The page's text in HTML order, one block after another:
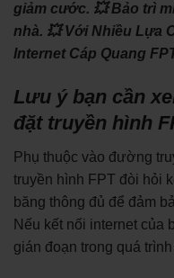
giảm cước. 💥 Bảo trì
nhà. 💥 Với Nhiều Lựa
‎Internet Cáp Quang
Lưu ý bạn cần
đặt truyền hình
Phụ thuộc vào đường
truyền hình FPT đòi hỏi
băng thông đủ để đảm
Nếu kết nối internet của
gián đoạn trong quá